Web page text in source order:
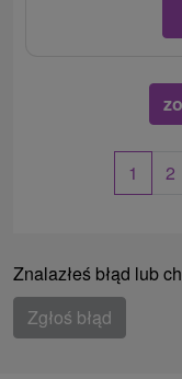
1 2
Znalazłeś błąd lub
Zgłoś błąd